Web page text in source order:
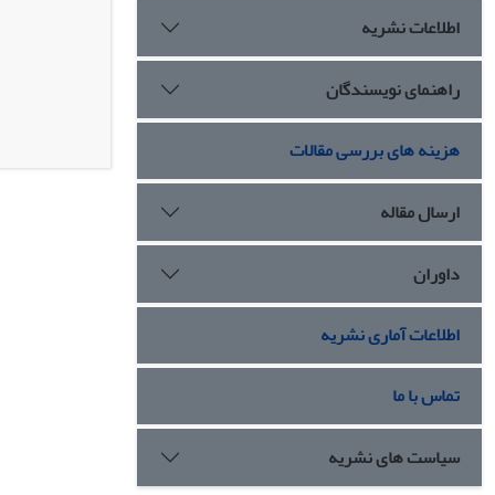
اطلاعات نشریه
راهنمای نویسندگان
هزینه های بررسی مقالات
ارسال مقاله
داوران
اطلاعات آماری نشریه
تماس با ما
سیاست های نشریه